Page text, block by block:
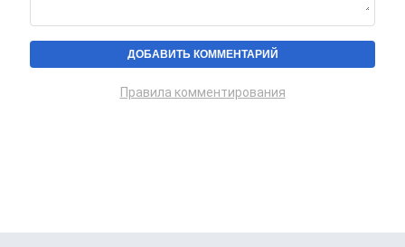
Правила комментирования